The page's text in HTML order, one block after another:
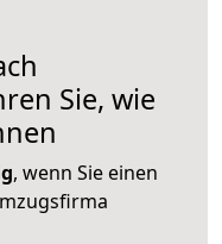
Sie, wie
, wenn Sie einen